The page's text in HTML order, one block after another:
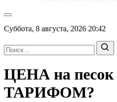
Суббота, 8 августа, 2026 20:42
ЦЕНА на песок
ТАРИФОМ?